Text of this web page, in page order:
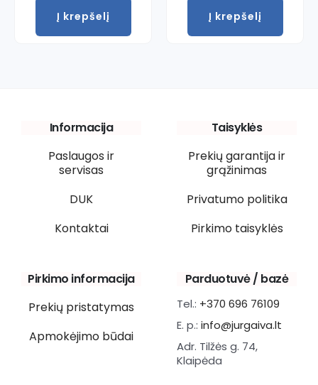
Į krepšelį Į krepšelį
Informacija
Paslaugos ir
servisas
DUK
Kontaktai
Taisyklės
Prekių garantija ir
grąžinimas
Privatumo politika
Pirkimo taisyklės
Pirkimo informacija
Prekių pristatymas
Apmokėjimo būdai
Parduotuvė / bazė
Tel.: +370 696 76109
E. p.: info@jurgaiva.lt
Adr. Tilžės g. 74,
Klaipėda